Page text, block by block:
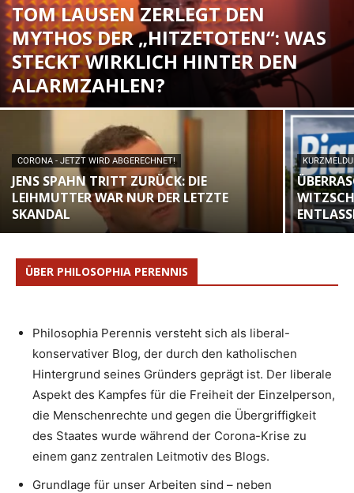
TOM LAUSEN ZERLEGT DEN
MYTHOS DER „HITZETOTEN“: WAS
STECKT WIRKLICH HINTER DEN
ALARMZAHLEN?
CORONA - JETZT WIRD ABGERECHNET!
JENS SPAHN TRITT ZURÜCK: DIE
LEIHMUTTER WAR NUR DER LETZTE
SKANDAL
ÜBER PHILOSOPHIA PERENNIS
Philosophia Perennis versteht sich als liberal-
konservativer Blog, der durch den katholischen
Hintergrund seines Gründers geprägt ist. Der liberale
Aspekt des Kampfes für die Freiheit der Einzelperson,
die Menschenrechte und gegen die Übergriffigkeit
des Staates wurde während der Corona-Krise zu
einem ganz zentralen Leitmotiv des Blogs.
Grundlage für unser Arbeiten sind – neben